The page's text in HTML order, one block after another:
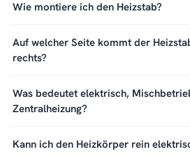
Wie montiere ich den Heizstab?
Auf welcher Seite kommt der
rechts?
Was bedeutet elektrisch,
Zentralheizung?
Kann ich den Heizkörper rein